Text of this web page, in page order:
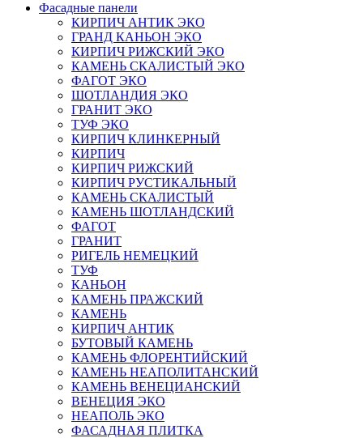
Фасадные панели
КИРПИЧ АНТИК ЭКО
ГРАНД КАНЬОН ЭКО
КИРПИЧ РИЖСКИЙ ЭКО
КАМЕНЬ СКАЛИСТЫЙ ЭКО
ФАГОТ ЭКО
ШОТЛАНДИЯ ЭКО
ГРАНИТ ЭКО
ТУФ ЭКО
КИРПИЧ КЛИНКЕРНЫЙ
КИРПИЧ
КИРПИЧ РИЖСКИЙ
КИРПИЧ РУСТИКАЛЬНЫЙ
КАМЕНЬ СКАЛИСТЫЙ
КАМЕНЬ ШОТЛАНДСКИЙ
ФАГОТ
ГРАНИТ
РИГЕЛЬ НЕМЕЦКИЙ
ТУФ
КАНЬОН
КАМЕНЬ ПРАЖСКИЙ
КАМЕНЬ
КИРПИЧ АНТИК
БУТОВЫЙ КАМЕНЬ
КАМЕНЬ ФЛОРЕНТИЙСКИЙ
КАМЕНЬ НЕАПОЛИТАНСКИЙ
КАМЕНЬ ВЕНЕЦИАНСКИЙ
ВЕНЕЦИЯ ЭКО
НЕАПОЛЬ ЭКО
ФАСАДНАЯ ПЛИТКА